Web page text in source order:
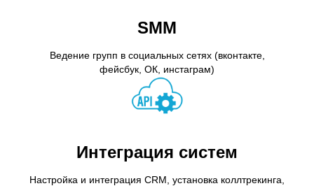
SMM
Ведение групп в социальных сетях (вконтакте,
фейсбук, ОК, инстаграм)
Интеграция систем
Настройка и интеграция CRM, установка коллтрекинга,